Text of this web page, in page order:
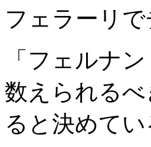
フェラーリ
「フェルナ
数えられる
ると決めて